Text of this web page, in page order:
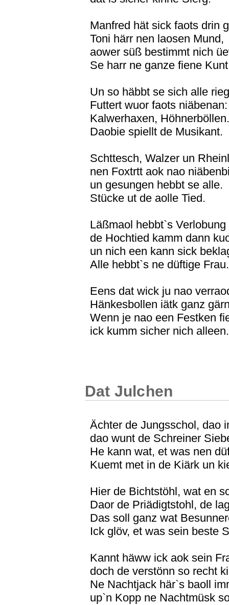
Manfred hät sick faots drin
Toni härr nen laosen Mund,
aower süß bestimmt nich
Se harr ne ganze fiene
Un so häbbt se sich alle
Futtert wuor faots niäbenan:
Kalwerhaxen, Höhnerböllen.
Daobie spiellt de Musikant.
Schttesch, Walzer un
nen Foxtrtt aok nao
un gesungen hebbt se alle.
Stücke ut de aolle Tied.
Läßmaol hebbt`s Verlobung
de Hochtied kamm dann
un nich een kann sick
Alle hebbt`s ne düftige Frau.
Eens dat wick ju nao
Hänkesbollen iätk ganz
Wenn je nao een Festken
ick kumm sicher nich alleen.
Dat Julchen
Ächter de Jungsschol, dao
dao wunt de Schreiner
He kann wat, et was nen
Kuemt met in de Kiärk un
Hier de Bichtstöhl, wat en
Daor de Priädigtstohl, de
Das soll ganz wat
Ick glöv, et was sein beste
Kannt häww ick aok sein
doch de verstönn so recht
Ne Nachtjack här`s baoll
up`n Kopp ne Nachtmüsk